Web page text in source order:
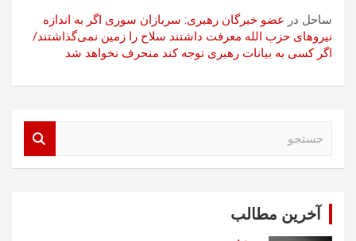
ساحل در عضو خبرگان رهبری: سربازان سوری اگر به اندازه
نیروهای حزب الله معرفت داشتند سلاح را زمین نمی‌گذاشتند/
اگر کسی به بیانات رهبری توجه کند منحرف نخواهد شد
آخرین مطالب